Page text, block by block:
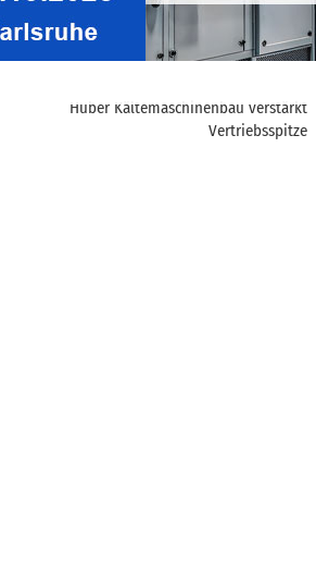
Huber Kältemaschinenbau verstärkt
Vertriebsspitze